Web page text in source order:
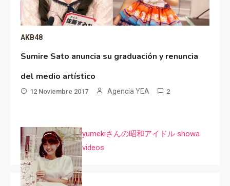
AKB48
Sumire Sato anuncia su graduación y renuncia
del medio artístico
12 Noviembre 2017 Agencia YEA 2
yumekiさんの昭和アイドル showa
videos